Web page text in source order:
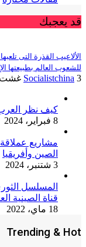
قد يعجبك
الألاعيب القذرة التى
للشعوب العالم بطبيعتها
Socialistchina 3 غشت، 2022
كيف نظر العرب
8 فبراير، 2024
مشاريع
الصين وأفريقيا
3 شتنبر، 2024
المسلسل
قناة الصينية
18 ماي، 2022
Trending & Hot